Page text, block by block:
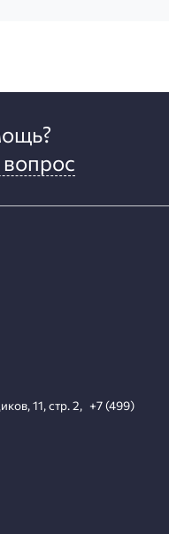
11, стр. 2, +7 (499)